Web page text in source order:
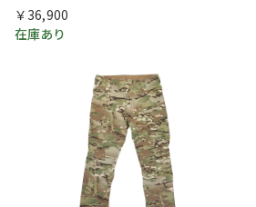
￥36,900
在庫あり